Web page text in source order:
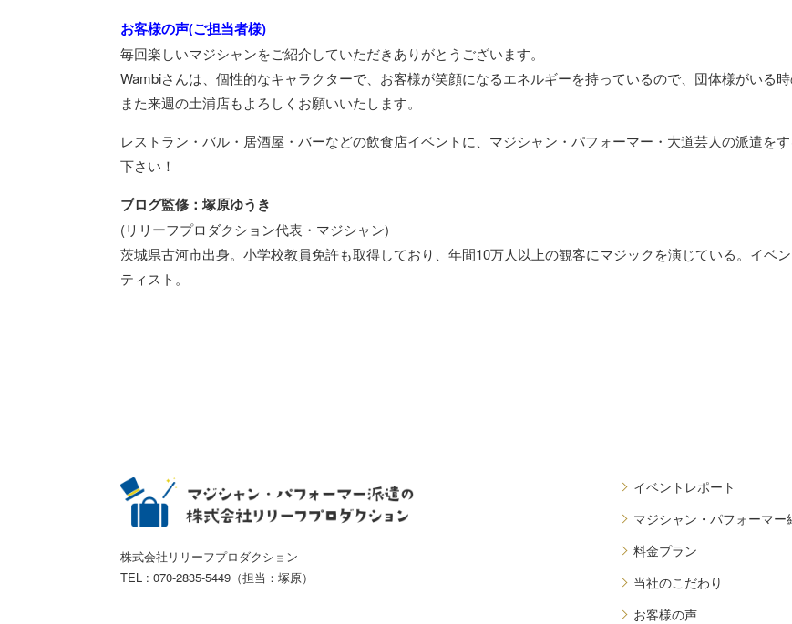
お客様の声(ご担当者様)
毎回楽しいマジシャンをご紹介していただきありがとうございます。
Wambiさんは、個性的なキャラクターで、お客様が笑顔になるエネルギーを持っているので、団体様がいる
また来週の土浦店もよろしくお願いいたします。
レストラン・バル・居酒屋・バーなどの飲食店イベントに、マジシャン・パフォーマー・大道芸人の派遣を
下さい！
ブログ監修：塚原ゆうき
(リリーフプロダクション代表・マジシャン)
茨城県古河市出身。小学校教員免許も取得しており、年間10万人以上の観客にマジックを演じている。イベ
ティスト。
イベントレポート
マジシャン・パフォーマー
料金プラン
当社のこだわり
お客様の声
株式会社リリーフプロダクション
TEL : 070-2835-5449（担当：塚原）